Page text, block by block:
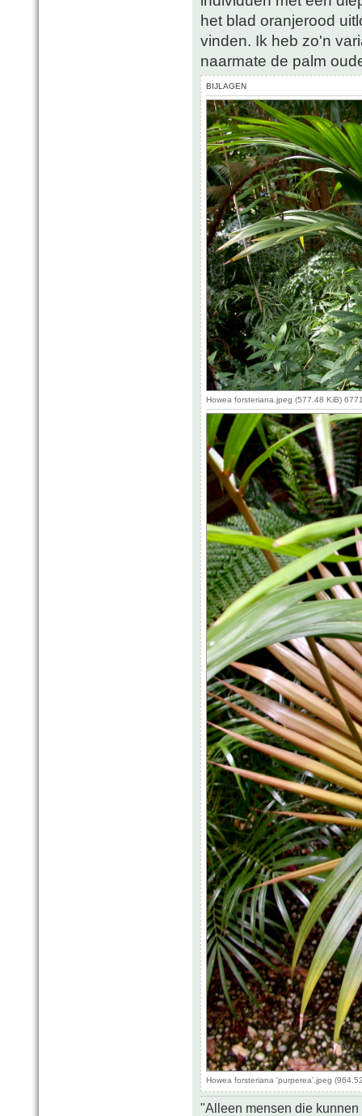
het blad oranjerood
vinden. Ik heb zo'n
naarmate de palm
BIJLAGEN
Howea forsteriana.jpeg (577.48 KiB)
Howea forsteriana 'purperea'.jpeg
"Alleen mensen die